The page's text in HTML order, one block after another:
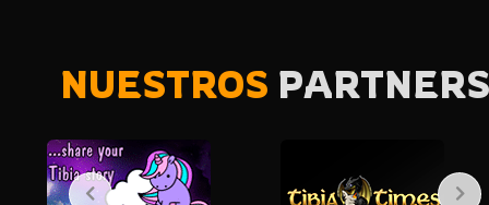
NUESTROS PARTNERS